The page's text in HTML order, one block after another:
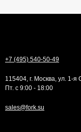
+7 (495) 540-50-49
115404, г. Москва, ул. 1-
Пт. с 9:00 - 18:00
sales@fork.su